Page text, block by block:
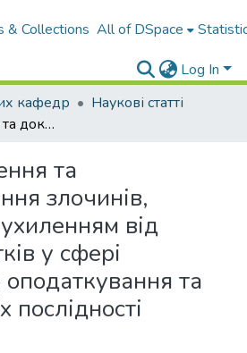
& Collections All of DSpace
Log In
кафедр
Наукові статті
Щодо виявлення та документування злочинів, пов'язаних з ухиленням від сплати податків у сфері екологічного оподаткування та визначення їх послідності
та
злочинів,
від
у сфері
оподаткування та
послідності